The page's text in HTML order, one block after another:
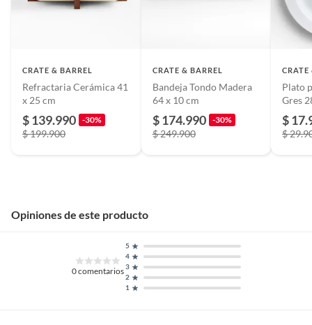
CRATE & BARREL
Refractaria Cerámica 41
x 25 cm
$ 139.990 -30%
$ 199.900
CRATE & BARREL
Bandeja Tondo Madera
64 x 10 cm
$ 174.990 -30%
$ 249.900
CRATE
Plato
Gres
$
$
Opiniones de este producto
0comentarios
1
2
3
4
5